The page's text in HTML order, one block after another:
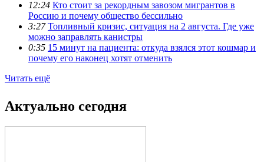
12:24 Кто стоит за рекордным завозом мигрантов в
Россию и почему общество бессильно
3:27 Топливный кризис, ситуация на 2 августа. Где уже
можно заправлять канистры
0:35 15 минут на пациента: откуда взялся этот кошмар и
почему его наконец хотят отменить
Читать ещё
Актуально сегодня